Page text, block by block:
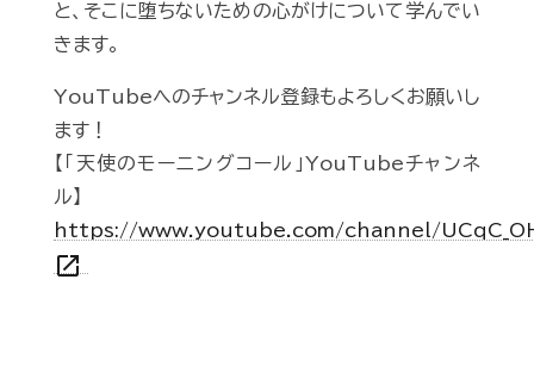
と、そこに堕ちないための心がけについて学んでい
きます。
YouTubeへのチャンネル登録もよろしくお願いし
ます！
【「天使のモーニングコール」YouTubeチャンネ
ル】
https://www.youtube.com/channel/
open_in_new